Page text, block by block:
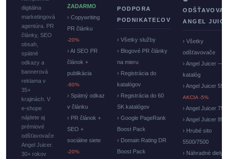
digitálna
marketingová
agentúra. PR
články, SEO
obsah,
spätné
odkazy a
bannerová
reklama v
35+
krajinách. V
e-shope
nájdete aj
prémiové
odšťavovače
Angel Juicer.
30+ rokov
ZADARMO
› Copywriting
PR článku
-20%
› AI SEO PR
článok +
publikácia
-80%
› Spätný odkaz
v článku
› PR článok +
SEO +
sociálne siete
-20%
PODPORA
PODNIKATEĽOV
› Všetky služby
› Blogové PR články
na mieru
› Registrácia do
katalógov
› Registrácia do 60
SK katalógov
› Google PageRank
Boost Pack
› Domain Rating DR
Boost Pack
ANGEL
› Všetky
odšťavovače
› Angel Juicer —
katalóg
› Angel Juicer
AKCIA -5%
› Angel Juicer
› Angel Juicer
› Hrubé sito
5500/7500
› Náhradné diely